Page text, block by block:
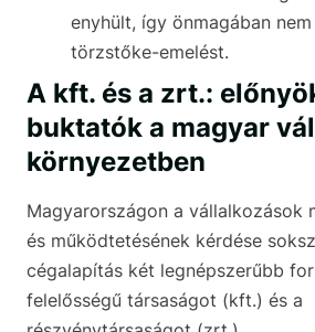
enyhült, így önmagában
törzstőke-emelést.
A kft. és a zrt.:
buktatók a magyar
környezetben
Magyarországon a vállalkozások
és működtetésének kérdése
cégalapítás két legnépszerűbb
felelősségű társaságot (kft.) és a